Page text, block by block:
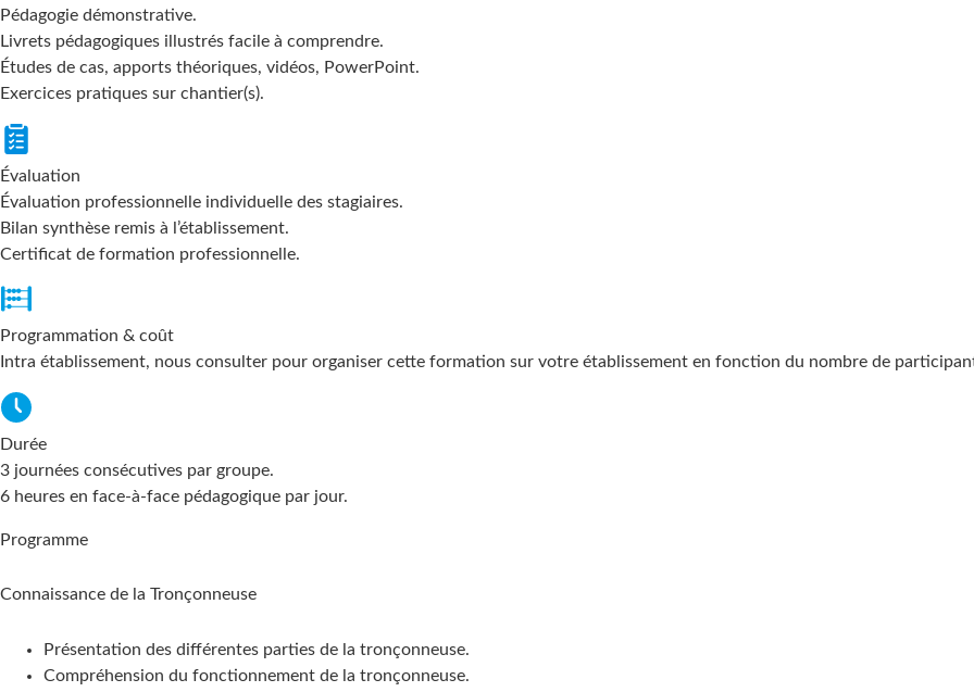
Pédagogie démonstrative.
Livrets pédagogiques illustrés facile à comprendre.
Études de cas, apports théoriques, vidéos, PowerPoint.
Exercices pratiques sur chantier(s).
Évaluation
Évaluation professionnelle individuelle des stagiaires.
Bilan synthèse remis à l’établissement.
Certificat de formation professionnelle.
Programmation & coût
Intra établissement, nous consulter pour organiser cette formation sur votre établissement en fonction du nombre de
Durée
3 journées consécutives par groupe.
6 heures en face-à-face pédagogique par jour.
Programme
Connaissance de la Tronçonneuse
Présentation des différentes parties de la tronçonneuse.
Compréhension du fonctionnement de la tronçonneuse.